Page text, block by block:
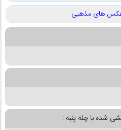
عکس های مذهبی
شده با چله پنبه :